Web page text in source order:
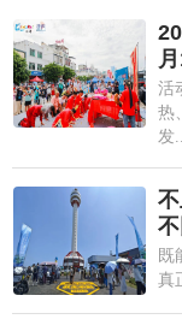
活
热
发
既
真